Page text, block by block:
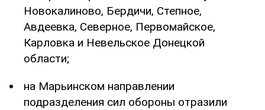
Новокалиново, Бердичи, Степное,
Авдеевка, Северное, Первомайское,
Карловка и Невельское Донецкой
области;
на Марьинском направлении
подразделения сил обороны отразили